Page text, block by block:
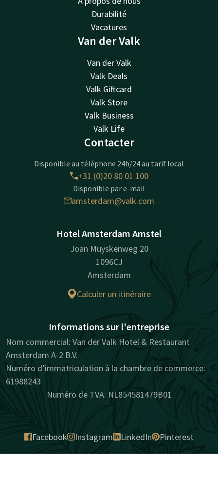
Durabilité
Vacatures
Van der Valk
Van der Valk
Valk Deals
Valk Giftcard
Valk Store
Valk Business
Valk Life
Contacter
Disponible au téléphone 24h/24 au tarif local
+31 (0)20 80 01 100
Disponible par e-mail
amsterdam@valk.com
Hotel Amsterdam Amstel
Joan Muyskenweg 20
1096CJ
Amsterdam
Calculer un itinéraire
Informations sur l'entreprise
Nom commercial: Van der Valk Hotel & Restaurant
Amsterdam A-2 B.V.
Numéro d’immatriculation à la chambre de commerce:
61988243
Numéro de TVA: NL854581479B01
Facebook Instagram LinkedIn Pinterest